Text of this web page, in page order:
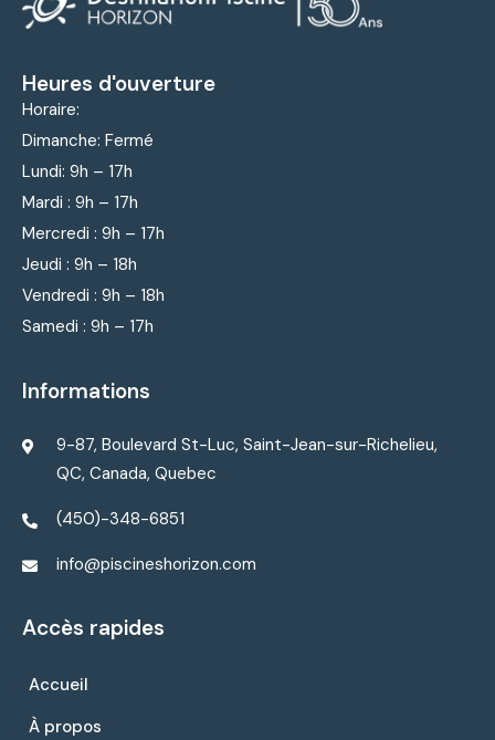
Heures d'ouverture
Horaire:
Dimanche: Fermé
Lundi: 9h – 17h
Mardi : 9h – 17h
Mercredi : 9h – 17h
Jeudi : 9h – 18h
Vendredi : 9h – 18h
Samedi : 9h – 17h
Informations
9-87, Boulevard St-Luc, Saint-Jean-sur-Richelieu,
QC, Canada, Quebec
(450)-348-6851
info@piscineshorizon.com
Accès rapides
Accueil
À propos